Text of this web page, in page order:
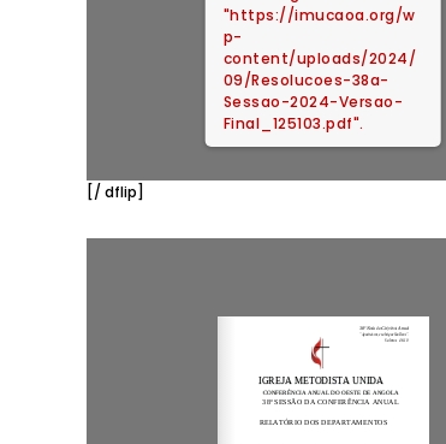
"https://imucaoa.org/w
p-
content/uploads/2024/
09/Resolucoes-38a-
Sessao-2024-Versao-
Final_125103.pdf".
[/ dflip]